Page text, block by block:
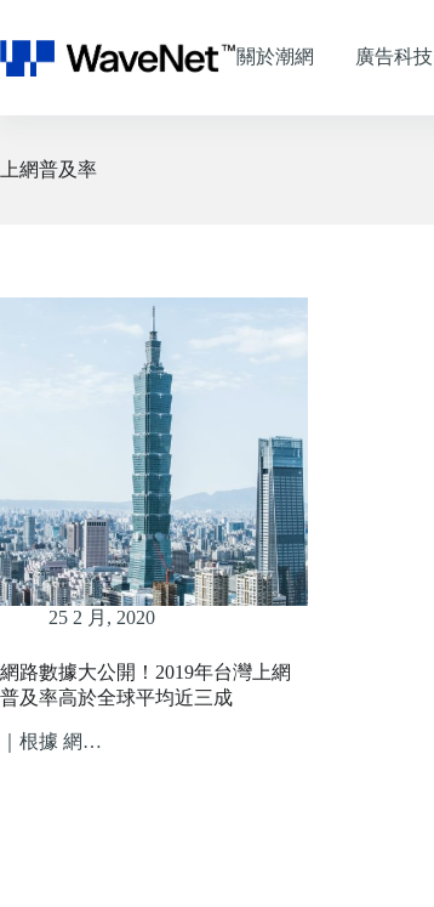
至
主
關於潮網 廣告科技
上網普及率
25 2 月, 2020
網路數據大公開！2019年台灣上網
普及率高於全球平均近三成
｜根據 網…